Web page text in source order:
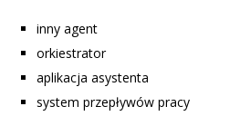
inny agent
orkiestrator
aplikacja asystenta
system przepływów pracy